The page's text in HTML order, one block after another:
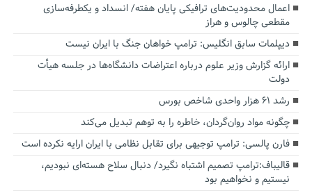
اعمال محدودیت‌های ترافیکی پایان هفته/ انسداد و یکطرفه‌سازی
مقطعی چالوس و هراز
دیپلمات سابق انگلیس:‌ ترامپ خواهان جنگ با ایران نیست
ارائه گزارش وزیر علوم درباره اعتراضات دانشگاه‌ها در جلسه هیأت
دولت
رشد ۶۱ هزار واحدی شاخص بورس
چگونه مواد روان‌گردان، خاطره را به توهم تبدیل می‌کند
فارن پالسی: ترامپ توجیهی برای تقابل نظامی با ایران ارایه نکرده است
قالیباف:ترامپ تصمیم اشتباه نگیرد/ دنبال سلاح هسته‌ای نبودیم،
نیستیم و نخواهیم بود